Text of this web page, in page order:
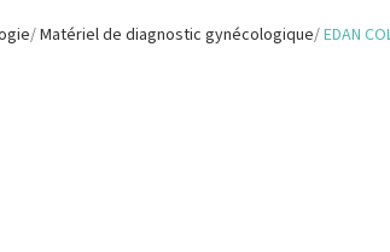
Matériel de diagnostic gynécologique EDAN